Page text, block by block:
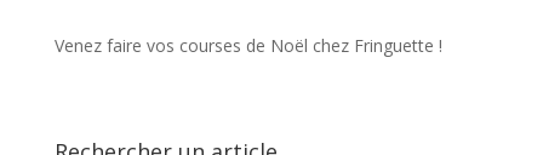
Venez faire vos courses de Noël chez Fringuette !